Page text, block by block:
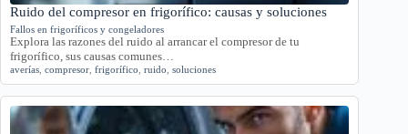
Ruido del compresor en frigorífico: causas y soluciones
Fallos en frigoríficos y congeladores
Explora las razones del ruido al arrancar el compresor de tu
frigorífico, sus causas comunes…
averías compresor frigorífico ruido soluciones